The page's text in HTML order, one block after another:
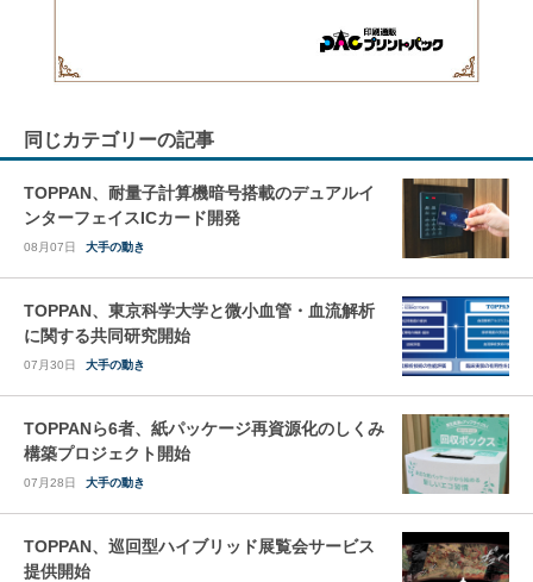
同じカテゴリーの記事
TOPPAN、耐量子計算機暗号搭載のデュアルイ
ンターフェイスICカード開発
08月07日 大手の動き
TOPPAN、東京科学大学と微小血管・血流解析
に関する共同研究開始
07月30日 大手の動き
TOPPANら6者、紙パッケージ再資源化のしくみ
構築プロジェクト開始
07月28日 大手の動き
TOPPAN、巡回型ハイブリッド展覧会サービス
提供開始